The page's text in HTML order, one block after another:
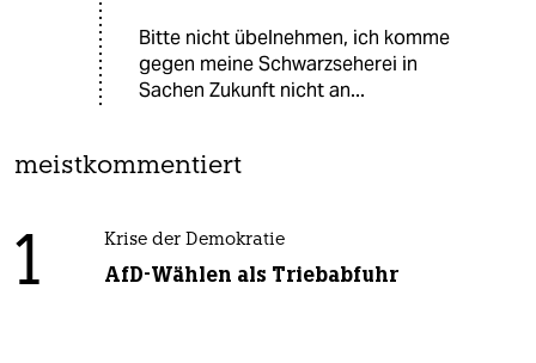
Bitte nicht übelnehmen, ich komme
gegen meine Schwarzseherei in
Sachen Zukunft nicht an...
meistkommentiert
1 Krise der Demokratie
AfD-Wählen als Triebabfuhr